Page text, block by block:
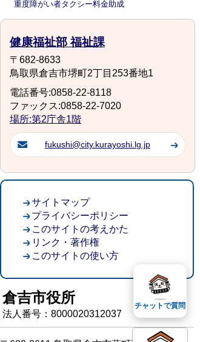
重度障がい者タクシー料金助成
健康福祉部 福祉課
〒682-8633
鳥取県倉吉市堺町2丁目253番地1
電話番号:0858-22-8118
ファックス:0858-22-7020
場所:第2庁舎1階
fukushi@city.kurayoshi.lg.jp
サイトマップ
プライバシーポリシー
このサイトの考えかた
リンク・著作権
このサイトの使い方
倉吉市役所
法人番号：8000020312037
チャットで質問